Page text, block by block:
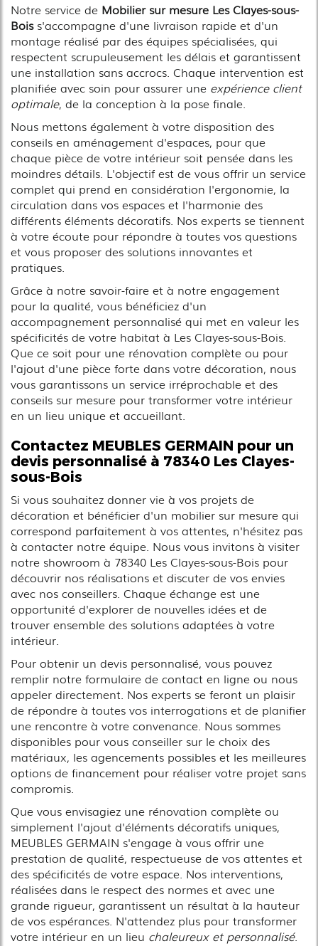
Notre service de Mobilier sur mesure Les Clayes-sous-
Boiss'accompagne d'une livraison rapide et d'un
montage réalisé par des équipes spécialisées, qui
respectent scrupuleusement les délais et garantissent
une installation sans accrocs. Chaque intervention est
planifiée avec soin pour assurer une expérience client
optimale, de la conception à la pose finale.
Nous mettons également à votre disposition des
conseils en aménagement d'espaces, pour que
chaque pièce de votre intérieur soit pensée dans les
moindres détails. L'objectif est de vous offrir un service
complet qui prend en considération l'ergonomie, la
circulation dans vos espaces et l'harmonie des
différents éléments décoratifs. Nos experts se tiennent
à votre écoute pour répondre à toutes vos questions
et vous proposer des solutions innovantes et
pratiques.
Grâce à notre savoir-faire et à notre engagement
pour la qualité, vous bénéficiez d'un
accompagnement personnalisé qui met en valeur les
spécificités de votre habitat à Les Clayes-sous-Bois.
Que ce soit pour une rénovation complète ou pour
l'ajout d'une pièce forte dans votre décoration, nous
vous garantissons un service irréprochable et des
conseils sur mesure pour transformer votre intérieur
en un lieu unique et accueillant.
Contactez MEUBLES GERMAIN pour un
devis personnalisé à 78340 Les Clayes-
sous-Bois
Si vous souhaitez donner vie à vos projets de
décoration et bénéficier d'un mobilier sur mesure qui
correspond parfaitement à vos attentes, n'hésitez pas
à contacter notre équipe. Nous vous invitons à visiter
notre showroom à 78340 Les Clayes-sous-Bois pour
découvrir nos réalisations et discuter de vos envies
avec nos conseillers. Chaque échange est une
opportunité d'explorer de nouvelles idées et de
trouver ensemble des solutions adaptées à votre
intérieur.
Pour obtenir un devis personnalisé, vous pouvez
remplir notre formulaire de contact en ligne ou nous
appeler directement. Nos experts se feront un plaisir
de répondre à toutes vos interrogations et de planifier
une rencontre à votre convenance. Nous sommes
disponibles pour vous conseiller sur le choix des
matériaux, les agencements possibles et les meilleures
options de financement pour réaliser votre projet sans
compromis.
Que vous envisagiez une rénovation complète ou
simplement l'ajout d'éléments décoratifs uniques,
MEUBLES GERMAIN s'engage à vous offrir une
prestation de qualité, respectueuse de vos attentes et
des spécificités de votre espace. Nos interventions,
réalisées dans le respect des normes et avec une
grande rigueur, garantissent un résultat à la hauteur
de vos espérances. N'attendez plus pour transformer
votre intérieur en un lieu chaleureux et personnalisé.